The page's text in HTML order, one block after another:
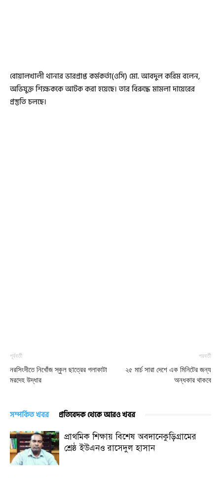
বোয়ালখালী থানার ভারপ্রাপ্ত কর্মকর্তা(ওসি) মো. আবদুল করিম বলেন,
অভিযুক্ত শিক্ষককে আটক করা হয়েছে। তার বিরুদ্ধে মামলা দায়েরের
প্রস্তুতি চলছে।
পূর্ববর্তী
নরসিংদীতে নিখোঁজ স্কুল ছাত্রের গলাকাটা
মরদেহ উদ্ধার
পরবর্তী
২৫ মার্চ সারা দেশে এক মিনিটের জন্য
অন্ধকার থাকবে
সম্পর্কিত খবর প্রতিবেদক থেকে আরও খবর
প্রাথমিক শিক্ষায় বিশেষ অবদানেকুড়িগ্রামের
শ্রেষ্ঠ ইউএনও রাসেদুল হাসান